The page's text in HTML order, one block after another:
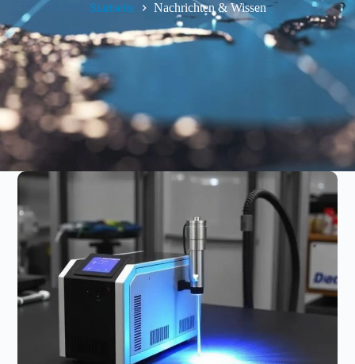
Startseite Nachrichten & Wissen